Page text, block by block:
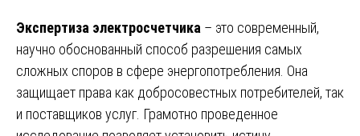
Экспертиза электросчетчика – это современный,
научно обоснованный способ разрешения самых
сложных споров в сфере энергопотребления. Она
защищает права как добросовестных потребителей, так
и поставщиков услуг. Грамотно проведенное